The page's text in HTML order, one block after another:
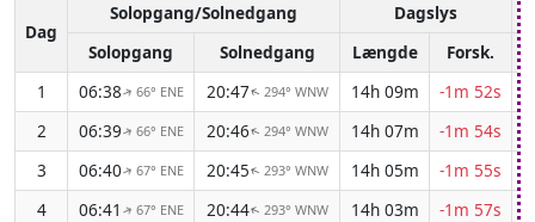
Dag
Solopgang/Solnedgang Dagslys
Solopgang
Solnedgang Længde
Forsk.
1
06:38↑ 66° ENE 20:47↑ 294° WNW 14h 09m
-1m 52s
2
06:39↑ 66° ENE 20:46↑ 294° WNW 14h 07m
-1m 54s
3
06:40↑ 67° ENE 20:45↑ 293° WNW 14h 05m
-1m 55s
4
06:41 ↑ 67° ENE 20:44↑ 293° WNW 14h 03m
-1m 57s